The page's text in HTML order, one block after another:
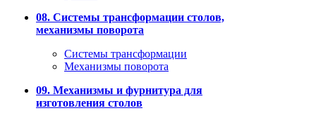
08. Системы трансформации столов,
механизмы поворота
Системы трансформации
Механизмы поворота
09. Механизмы и фурнитура для
изготовления столов